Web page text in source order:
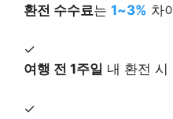
환전 수수료는 1~3% 차
✓
여행 전 1주일 내 환전 시
✓